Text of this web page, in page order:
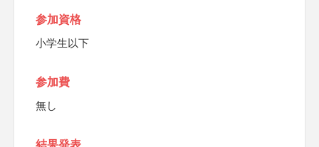
参加資格
小学生以下
参加費
無し
結果発表